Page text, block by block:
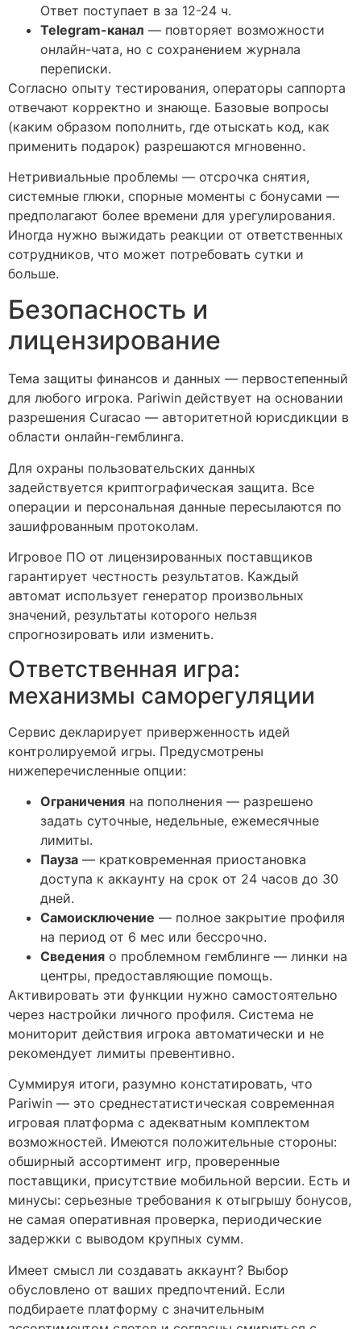
Ответ поступает в за 12-24 ч.
Telegram-канал — повторяет возможности
онлайн-чата, но с сохранением журнала
переписки.
Согласно опыту тестирования, операторы саппорта
отвечают корректно и знающе. Базовые вопросы
(каким образом пополнить, где отыскать код, как
применить подарок) разрешаются мгновенно.
Нетривиальные проблемы — отсрочка снятия,
системные глюки, спорные моменты с бонусами —
предполагают более времени для урегулирования.
Иногда нужно выжидать реакции от ответственных
сотрудников, что может потребовать сутки и
больше.
Безопасность и
лицензирование
Тема защиты финансов и данных — первостепенный
для любого игрока. Pariwin действует на основании
разрешения Curacao — авторитетной юрисдикции в
области онлайн-гемблинга.
Для охраны пользовательских данных
задействуется криптографическая защита. Все
операции и персональная данные пересылаются по
зашифрованным протоколам.
Игровое ПО от лицензированных поставщиков
гарантирует честность результатов. Каждый
автомат использует генератор произвольных
значений, результаты которого нельзя
спрогнозировать или изменить.
Ответственная игра:
механизмы саморегуляции
Сервис декларирует приверженность идей
контролируемой игры. Предусмотрены
нижеперечисленные опции:
Ограничения на пополнения — разрешено
задать суточные, недельные, ежемесячные
лимиты.
Пауза — кратковременная приостановка
доступа к аккаунту на срок от 24 часов до 30
дней.
Самоисключение — полное закрытие профиля
на период от 6 мес или бессрочно.
Сведения о проблемном гемблинге — линки на
центры, предоставляющие помощь.
Активировать эти функции нужно самостоятельно
через настройки личного профиля. Система не
мониторит действия игрока автоматически и не
рекомендует лимиты превентивно.
Суммируя итоги, разумно констатировать, что
Pariwin — это среднестатистическая современная
игровая платформа с адекватным комплектом
возможностей. Имеются положительные стороны:
обширный ассортимент игр, проверенные
поставщики, присутствие мобильной версии. Есть и
минусы: серьезные требования к отыгрышу бонусов,
не самая оперативная проверка, периодические
задержки с выводом крупных сумм.
Имеет смысл ли создавать аккаунт? Выбор
обусловлено от ваших предпочтений. Если
подбираете платформу с значительным